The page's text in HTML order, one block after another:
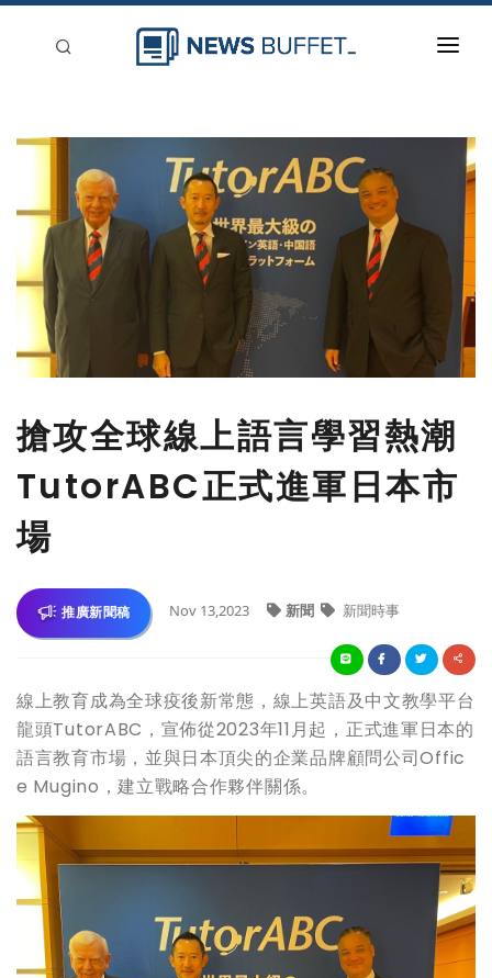
新聞稿分類
登入
刊登
搶攻全球線上語言學習熱潮
TutorABC正式進軍日本市
場
推廣新聞稿 Nov 13,2023 新聞 新聞時事
線上教育成為全球疫後新常態，線上英語及中文教學平台
龍頭TutorABC，宣佈從2023年11月起，正式進軍日本的
語言教育市場，並與日本頂尖的企業品牌顧問公司Offic
e Mugino，建立戰略合作夥伴關係。